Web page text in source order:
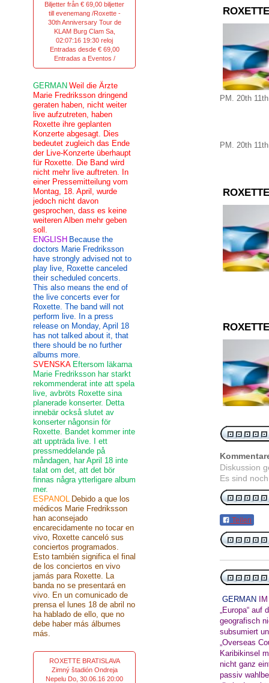
PM . 20th 11th
PM . 20th 11th
Diskussion
Es sind
Teilen
GERMAN
„Europa“ auf
geografisch
subsumiert
„Overseas
Karibikinsel
nicht ganz
passiv
Biljetter från € 69,00 biljetter
till evenemang /Roxette -
30th Anniversary Tour de
KLAM Burg Clam Sa,
02:07:16 19:30 reloj
Entradas desde € 69,00
Entradas a Eventos /
GERMAN Weil die Ärzte
Marie Fredriksson dringend
geraten haben, nicht weiter
live aufzutreten, haben
Roxette ihre geplanten
Konzerte abgesagt. Dies
bedeutet zugleich das Ende
der Live-Konzerte überhaupt
für Roxette. Die Band wird
nicht mehr live auftreten. In
einer Pressemitteilung vom
Montag, 18. April, wurde
jedoch nicht davon
gesprochen, dass es keine
weiteren Alben mehr geben
soll.
ENGLISH Because the
doctors Marie Fredriksson
have strongly advised not to
play live, Roxette canceled
their scheduled concerts.
This also means the end of
the live concerts ever for
Roxette. The band will not
perform live. In a press
release on Monday, April 18
has not talked about it, that
there should be no further
albums more.
SVENSKA Eftersom läkarna
Marie Fredriksson har starkt
rekommenderat inte att spela
live, avbröts Roxette sina
planerade konserter. Detta
innebär också slutet av
konserter någonsin för
Roxette. Bandet kommer inte
att uppträda live. I ett
pressmeddelande på
måndagen, har April 18 inte
talat om det, att det bör
finnas några ytterligare album
mer.
ESPANOL Debido a que los
médicos Marie Fredriksson
han aconsejado
encarecidamente no tocar en
vivo, Roxette canceló sus
conciertos programados.
Esto también significa el final
de los conciertos en vivo
jamás para Roxette. La
banda no se presentará en
vivo. En un comunicado de
prensa el lunes 18 de abril no
ha hablado de ello, que no
debe haber más álbumes
más.
ROXETTE BRATISLAVA
Zimný štadión Ondreja
Nepelu Do, 30.06.16 20:00